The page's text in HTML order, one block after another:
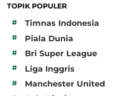
TOPIK POPULER
#
Timnas Indonesia
# Piala Dunia
# Bri Super League
# Liga Inggris
# Manchester United